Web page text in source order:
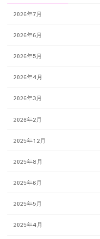
2026年7月
2026年6月
2026年5月
2026年4月
2026年3月
2026年2月
2025年12月
2025年8月
2025年6月
2025年5月
2025年4月